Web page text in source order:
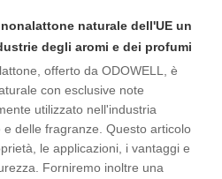
naturale dell'UE un
degli aromi e dei profumi
offerto da ODOWELL, è
con esclusive note
utilizzato nell'industria
delle fragranze. Questo articolo
le applicazioni, i vantaggi e
Forniremo inoltre una